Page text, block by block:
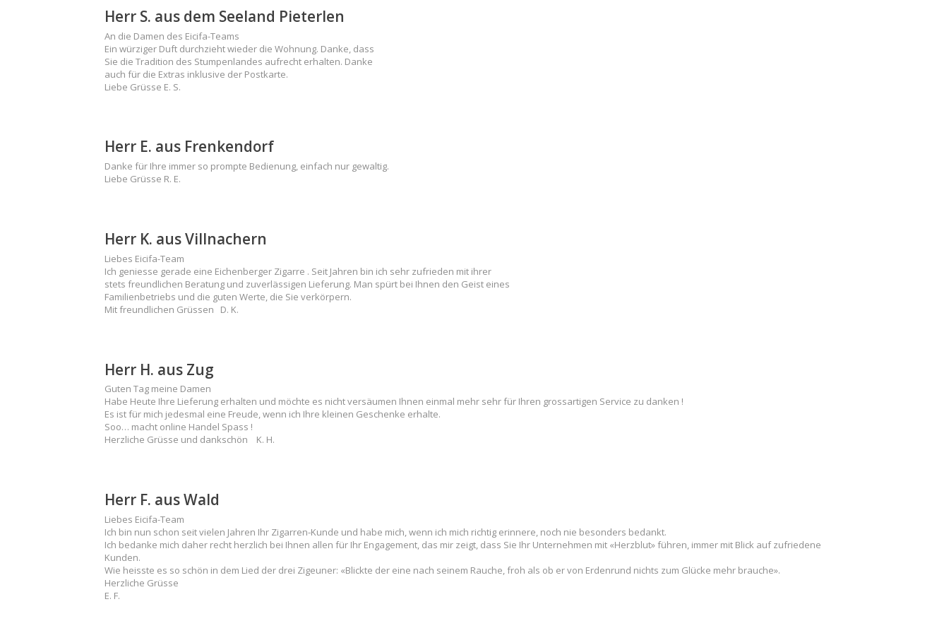
Herr S. aus dem Seeland Pieterlen
An die Damen des Eicifa-Teams
Ein würziger Duft durchzieht wieder die Wohnung. Danke, dass
Sie die Tradition des Stumpenlandes aufrecht erhalten. Danke
auch für die Extras inklusive der Postkarte.
Liebe Grüsse E. S.
Herr E. aus Frenkendorf
Danke für Ihre immer so prompte Bedienung, einfach nur gewaltig.
Liebe Grüsse R. E.
Herr K. aus Villnachern
Liebes Eicifa-Team
Ich geniesse gerade eine Eichenberger Zigarre . Seit Jahren bin ich sehr zufrieden mit ihrer
stets freundlichen Beratung und zuverlässigen Lieferung. Man spürt bei Ihnen den Geist eines
Familienbetriebs und die guten Werte, die Sie verkörpern.
Mit freundlichen Grüssen D. K.
Herr H. aus Zug
Guten Tag meine Damen
Habe Heute Ihre Lieferung erhalten und möchte es nicht versäumen Ihnen einmal mehr sehr für Ihren grossartigen Service zu danken !
Es ist für mich jedesmal eine Freude, wenn ich Ihre kleinen Geschenke erhalte.
Soo… macht online Handel Spass !
Herzliche Grüsse und dankschön K. H.
Herr F. aus Wald
Liebes Eicifa-Team
Ich bin nun schon seit vielen Jahren Ihr Zigarren-Kunde und habe mich, wenn ich mich richtig erinnere, noch nie besonders bedankt.
Ich bedanke mich daher recht herzlich bei Ihnen allen für Ihr Engagement, das mir zeigt, dass Sie Ihr Unternehmen mit «Herzblut» führen, immer mit Blick auf zufriedene
Kunden.
Wie heisste es so schön in dem Lied der drei Zigeuner: «Blickte der eine nach seinem Rauche, froh als ob er von Erdenrund nichts zum Glücke mehr brauche».
Herzliche Grüsse
E. F.